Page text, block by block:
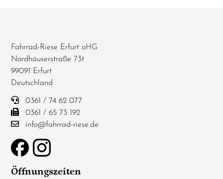
Fahrrad-Riese Erfurt oHG
Nordhäuserstraße 73t
99091 Erfurt
Deutschland
0361 / 74 62 077
0361 / 65 73 192
info@fahrrad-riese.de
Öffnungszeiten